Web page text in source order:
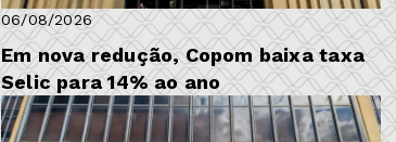
06/08/2026
Em nova redução, Copom baixa taxa
Selic para 14% ao ano